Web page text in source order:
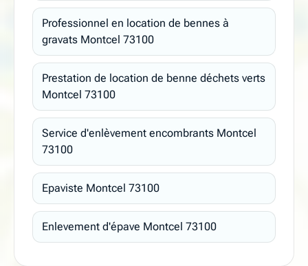
Professionnel en location de bennes à
gravats Montcel 73100
Prestation de location de benne déchets verts
Montcel 73100
Service d'enlèvement encombrants Montcel
73100
Epaviste Montcel 73100
Enlevement d'épave Montcel 73100